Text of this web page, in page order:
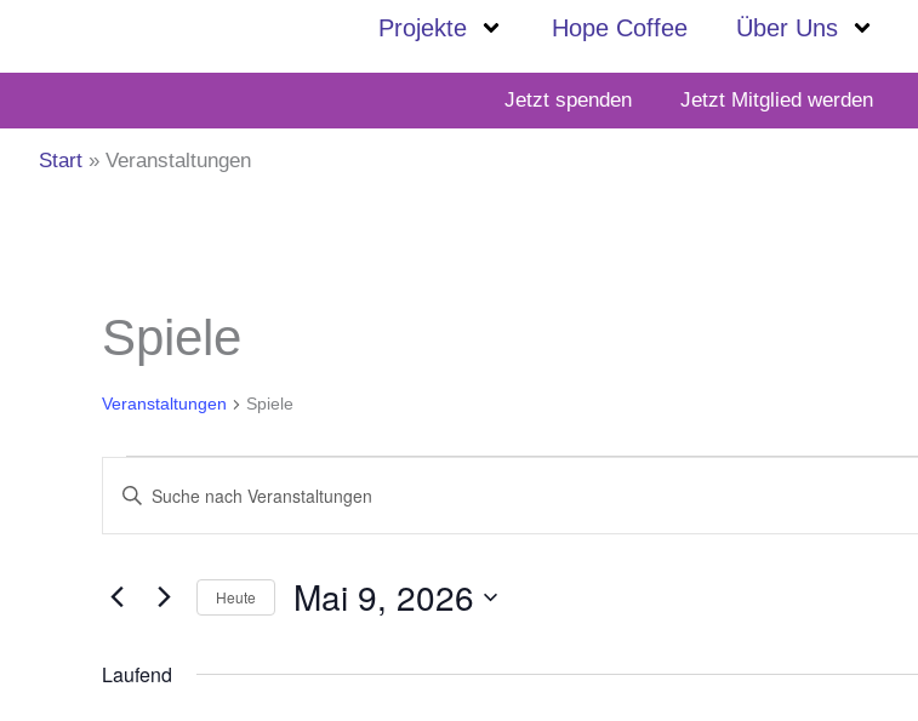
Projekte Hope Coffee Über Uns
Jetzt spenden Jetzt Mitglied werden
Start Veranstaltungen
Spiele
Veranstaltungen Spiele
Veranstaltungen
für
Mai
9,
2026
Suche
und
Ansichten,
Navigation
Bitte
Suche
Heute Mai 9, 2026
wählen.
Laufend